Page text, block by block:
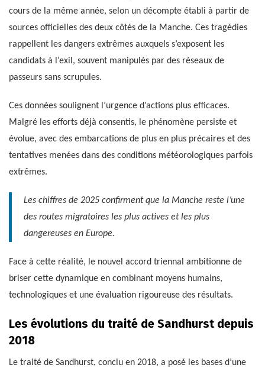
cours de la même année, selon un décompte établi à partir de
sources officielles des deux côtés de la Manche. Ces tragédies
rappellent les dangers extrêmes auxquels s’exposent les
candidats à l’exil, souvent manipulés par des réseaux de
passeurs sans scrupules.
Ces données soulignent l’urgence d’actions plus efficaces.
Malgré les efforts déjà consentis, le phénomène persiste et
évolue, avec des embarcations de plus en plus précaires et des
tentatives menées dans des conditions météorologiques parfois
extrêmes.
Les chiffres de 2025 confirment que la Manche reste l’une
des routes migratoires les plus actives et les plus
dangereuses en Europe.
Face à cette réalité, le nouvel accord triennal ambitionne de
briser cette dynamique en combinant moyens humains,
technologiques et une évaluation rigoureuse des résultats.
Les évolutions du traité de Sandhurst depuis
2018
Le traité de Sandhurst, conclu en 2018, a posé les bases d’une